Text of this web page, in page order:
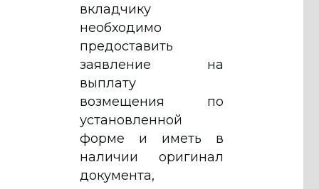
вкладчику
необходимо
предоставить
заявление на
выплату
возмещения по
установленной
форме и иметь в
наличии оригинал
документа,